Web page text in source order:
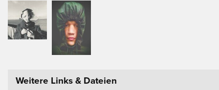
Weitere Links & Dateien